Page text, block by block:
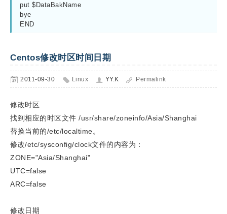
put $DataBakName
bye
Centos修改时区时间日期
2011-09-30 Linux YY.K Permalink
修改时区
找到相应的时区文件 /usr/share/zoneinfo/Asia/Shanghai
替换当前的/etc/localtime。
修改/etc/sysconfig/clock文件的内容为：
ZONE="Asia/Shanghai"
UTC=false
ARC=false
修改日期